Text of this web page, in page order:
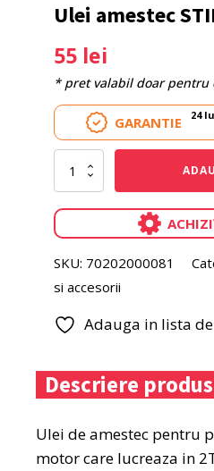
Ulei amestec
55 lei
* pret valabil doar pentru
GARANTIE
24
Cantitate
STIHL
HP
SKU: 70202000081
si accesorii
Adauga in lista
Descriere produs
Ulei de amestec pentru
motor care lucreaza in